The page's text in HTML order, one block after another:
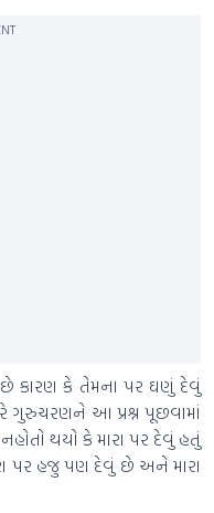
કારણ કે તેમના પર ઘણું દેવું
ગુરુચરણને આ પ્રશ્ન પૂછવામાં
થયો કે મારા પર દેવું હતું
પર હજુ પણ દેવું છે અને મારા